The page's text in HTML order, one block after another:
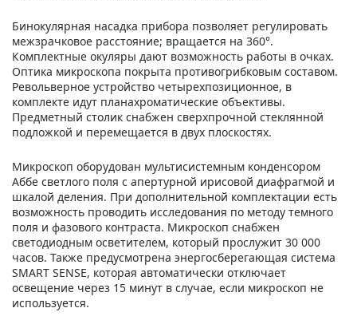
Бинокулярная насадка прибора позволяет регулировать
межзрачковое расстояние; вращается на 360°.
Комплектные окуляры дают возможность работы в очках.
Оптика микроскопа покрыта противогрибковым составом.
Револьверное устройство четырехпозиционное, в
комплекте идут планахроматические объективы.
Предметный столик снабжен сверхпрочной стеклянной
подложкой и перемещается в двух плоскостях.
Микроскоп оборудован мультисистемным конденсором
Аббе светлого поля с апертурной ирисовой диафрагмой и
шкалой деления. При дополнительной комплектации есть
возможность проводить исследования по методу темного
поля и фазового контраста. Микроскоп снабжен
светодиодным осветителем, который прослужит 30 000
часов. Также предусмотрена энергосберегающая система
SMART SENSE, которая автоматически отключает
освещение через 15 минут в случае, если микроскоп не
используется.